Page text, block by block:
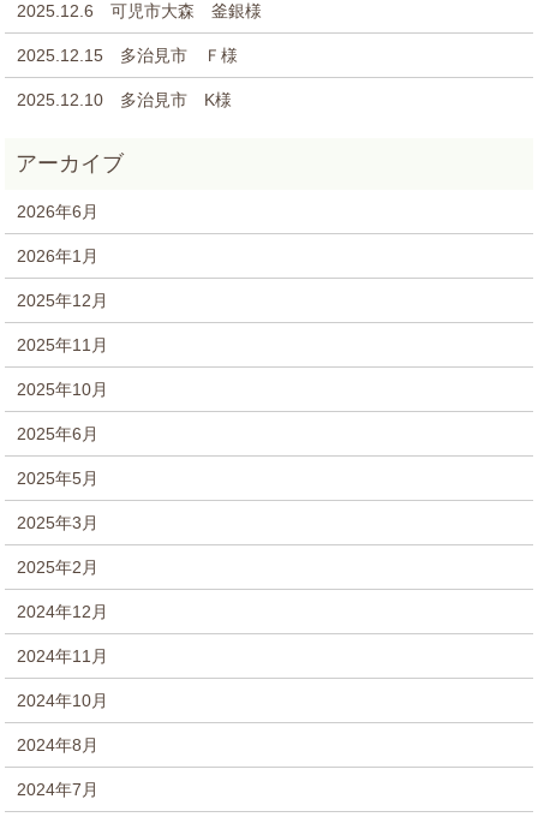
2025.12.6 可児市大森 釜銀様
2025.12.15 多治見市 Ｆ様
2025.12.10 多治見市 K様
2026年6月
2026年1月
2025年12月
2025年11月
2025年10月
2025年6月
2025年5月
2025年3月
2025年2月
2024年12月
2024年11月
2024年10月
2024年8月
2024年7月